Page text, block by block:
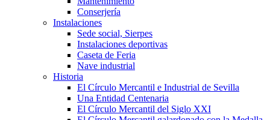
Conserjería
Instalaciones
Sede social, Sierpes
Instalaciones deportivas
Caseta de Feria
Nave industrial
Historia
El Círculo Mercantil e Industrial de Sevilla
Una Entidad Centenaria
El Círculo Mercantil del Siglo XXI